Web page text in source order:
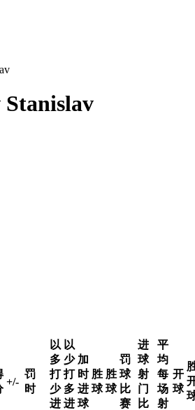
+/-
罚
时
以
多
打
少
进
以
少
打
多
进
加
时
进
球
胜
球
胜
球
罚
球
比
赛
进
球
射
门
比
平
均
每
场
射
开
球